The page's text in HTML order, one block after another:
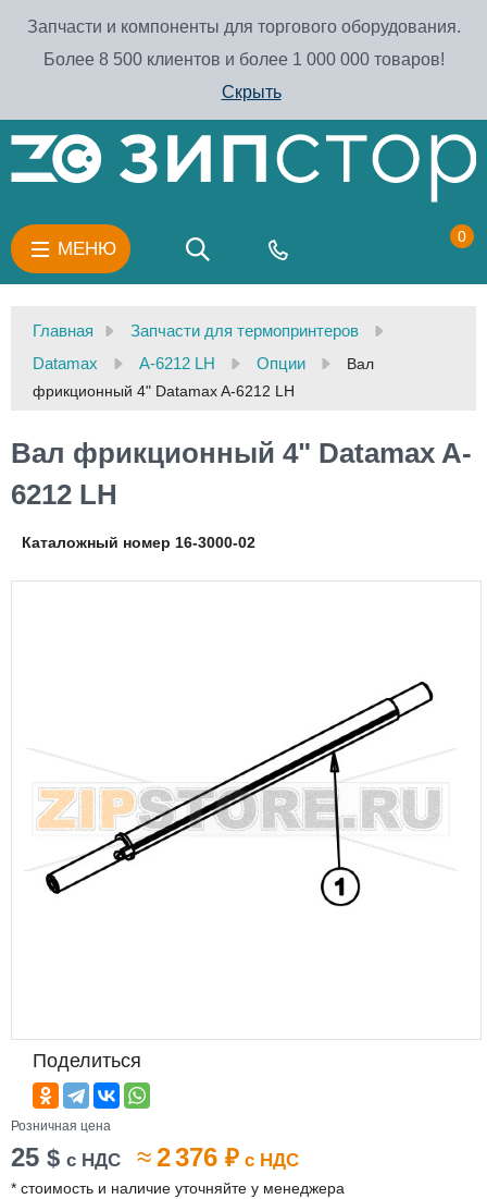
Запчасти и компоненты для торгового оборудования.
Более 8 500 клиентов и более 1 000 000 товаров!
Скрыть
МЕНЮ
0
Главная
Запчасти для термопринтеров
Datamax
A-6212 LH Опции
Вал
фрикционный 4" Datamax A-6212 LH
Вал фрикционный 4" Datamax A-
6212 LH
Каталожный номер 16-3000-02
Поделиться
Розничная цена
25 $ с НДС ≈2 376 ₽ с НДС
* стоимость и наличие уточняйте у менеджера